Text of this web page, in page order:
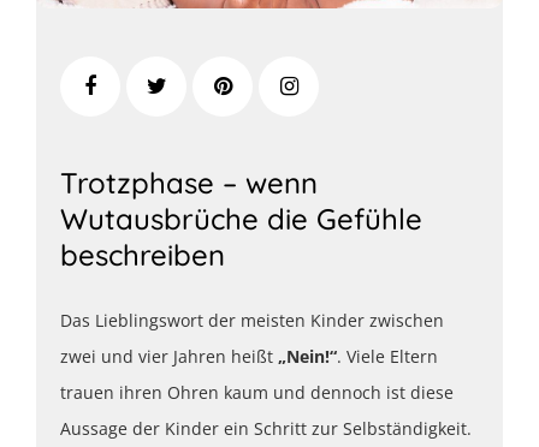
Trotzphase – wenn
Wutausbrüche die Gefühle
beschreiben
Das Lieblingswort der meisten Kinder zwischen
zwei und vier Jahren heißt „Nein!“. Viele Eltern
trauen ihren Ohren kaum und dennoch ist diese
Aussage der Kinder ein Schritt zur Selbständigkeit.